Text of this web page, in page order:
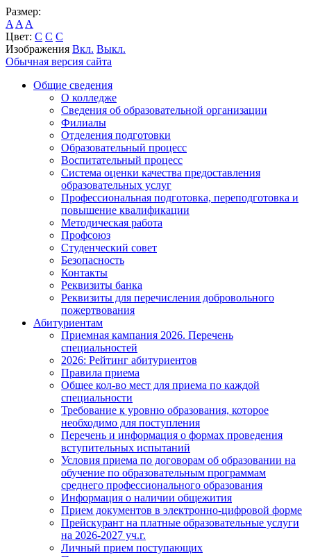
Размер:
A A A
Цвет: C C C
Изображения Вкл. Выкл.
Обычная версия сайта
Общие сведения
О колледже
Сведения об образовательной организации
Филиалы
Отделения подготовки
Образовательный процесс
Воспитательный процесс
Система оценки качества предоставления
образовательных услуг
Профессиональная подготовка, переподготовка и
повышение квалификации
Методическая работа
Профсоюз
Студенческий совет
Безопасность
Контакты
Реквизиты банка
Реквизиты для перечисления добровольного
пожертвования
Абитуриентам
Приемная кампания 2026. Перечень
специальностей
2026: Рейтинг абитуриентов
Правила приема
Общее кол-во мест для приема по каждой
специальности
Требование к уровню образования, которое
необходимо для поступления
Перечень и информация о формах проведения
вступительных испытаний
Условия приема по договорам об образовании на
обучение по образовательным программам
среднего профессионального образования
Информация о наличии общежития
Прием документов в электронно-цифровой форме
Прейскурант на платные образовательные услуги
на 2026-2027 уч.г.
Личный прием поступающих